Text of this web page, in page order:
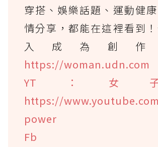
穿搭、娛樂話題、運動健
情分享，都能在這裡看到
入成為創作
https://woman.udn.com
YT：女
https://
power
Fb